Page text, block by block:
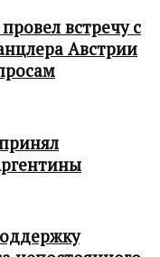
встречу с
Австрии